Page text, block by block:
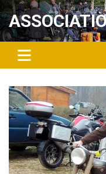
Aller
au
contenu